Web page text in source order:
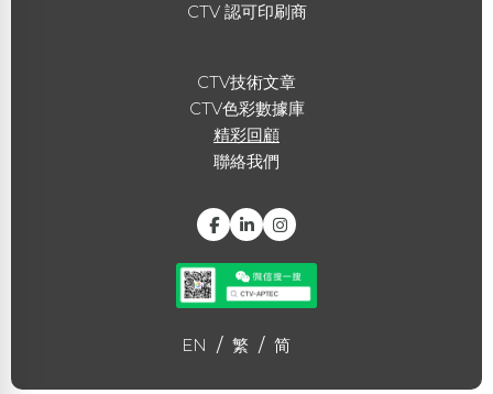
CTV 認可印刷商
CTV技術文章
CTV色彩數據庫
精彩回顧
聯絡我們
EN / 繁 / 简